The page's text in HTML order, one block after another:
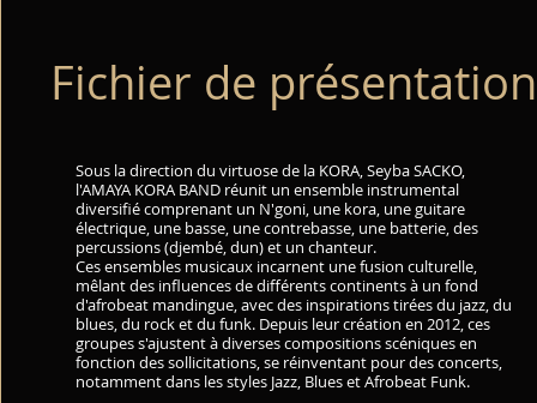
Fichier de présentation
Sous la direction du virtuose de la KORA, Seyba SACKO,
l'AMAYA KORA BAND réunit un ensemble instrumental
diversifié comprenant un N'goni, une kora, une guitare
électrique, une basse, une contrebasse, une batterie, des
percussions (djembé, dun) et un chanteur.
Ces ensembles musicaux incarnent une fusion culturelle,
mêlant des influences de différents continents à un fond
d'afrobeat mandingue, avec des inspirations tirées du jazz, du
blues, du rock et du funk. Depuis leur création en 2012, ces
groupes s'ajustent à diverses compositions scéniques en
fonction des sollicitations, se réinventant pour des concerts,
notamment dans les styles Jazz, Blues et Afrobeat Funk.